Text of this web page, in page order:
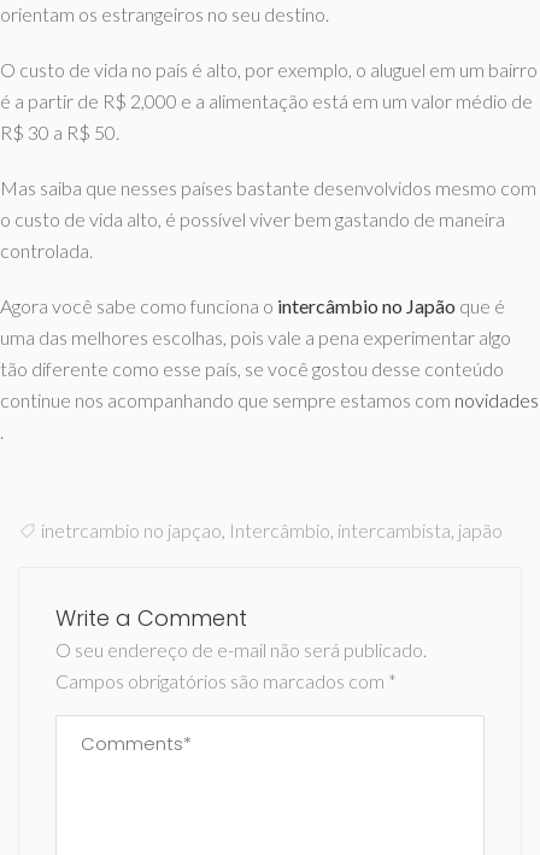
orientam os estrangeiros no seu destino.
O custo de vida no país é alto, por exemplo, o aluguel em um bairro
é a partir de R$ 2,000 e a alimentação está em um valor médio de
R$ 30 a R$ 50.
Mas saiba que nesses países bastante desenvolvidos mesmo com
o custo de vida alto, é possível viver bem gastando de maneira
controlada.
Agora você sabe como funciona o intercâmbio no Japão que é
uma das melhores escolhas, pois vale a pena experimentar algo
tão diferente como esse país, se você gostou desse conteúdo
continue nos acompanhando que sempre estamos com novidades
.
inetrcambio no japçao, Intercâmbio, intercambista, japão
Write a Comment
O seu endereço de e-mail não será publicado.
Campos obrigatórios são marcados com *